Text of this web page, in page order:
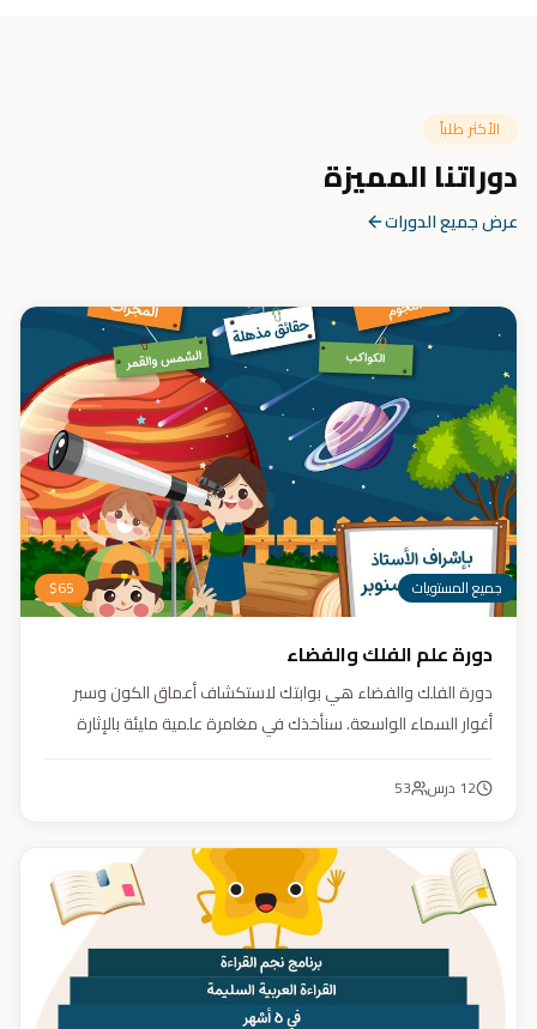
الأكثر طلباً
دوراتنا المميزة
عرض جميع الدورات
جميع المستويات $65
دورة علم الفلك والفضاء
دورة الفلك والفضاء هي بوابتك لاستكشاف أعماق الكون وسبر
أغوار السماء الواسعة. سنأخذك في مغامرة علمية مليئة بالإثارة
عقلك وتثري خيالك، لتمنحك رؤية جديدة للكون وتفتح لك آفاقاً لا
12 درس 53